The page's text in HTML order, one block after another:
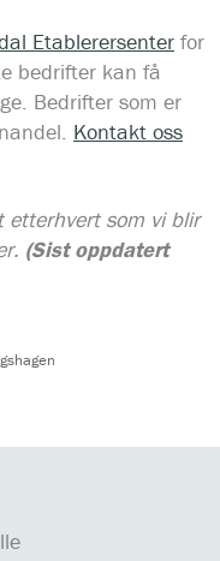
Etablerersenter for
bedrifter kan få
Bedrifter som er
Kontakt oss
etterhvert som vi blir
(Sist oppdatert